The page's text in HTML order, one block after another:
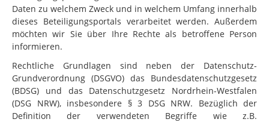
Daten zu welchem Zweck und in welchem Umfang innerhalb
dieses Beteiligungsportals verarbeitet werden. Außerdem
möchten wir Sie über Ihre Rechte als betroffene Person
informieren.
Rechtliche Grundlagen sind neben der Datenschutz-
Grundverordnung (DSGVO) das Bundesdatenschutzgesetz
(BDSG) und das Datenschutzgesetz Nordrhein-Westfalen
(DSG NRW), insbesondere § 3 DSG NRW. Bezüglich der
Definition der verwendeten Begriffe wie z.B.